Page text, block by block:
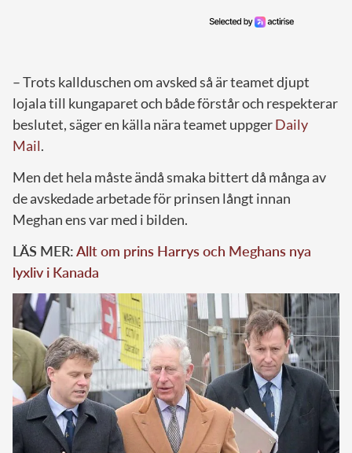
– Trots kallduschen om avsked så är teamet djupt
lojala till kungaparet och både förstår och respekterar
beslutet, säger en källa nära teamet uppgerDaily
Mail.
Men det hela måste ändå smaka bittert då många av
de avskedade arbetade för prinsen långt innan
Meghan ens var med i bilden.
LÄS MER:Allt om prins Harrys och Meghans nya
lyxliv i Kanada